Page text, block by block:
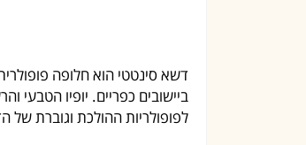
דשא סינטטי הוא חלופה
ביישובים כפריים. יופיו
לפופולריות ההולכת וגוברת של